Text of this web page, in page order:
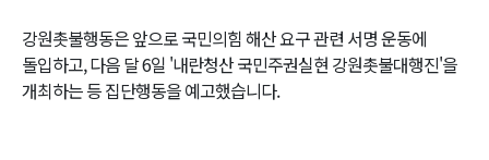
강원촛불행동은 앞으로 국민의힘 해산 요구 관련 서명 운동에
돌입하고, 다음 달 6일 '내란청산 국민주권실현 강원촛불대행진'을
개최하는 등 집단행동을 예고했습니다.